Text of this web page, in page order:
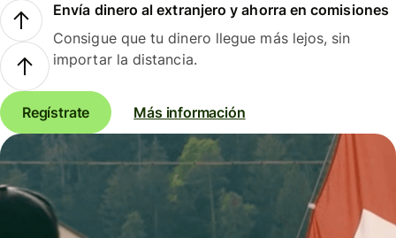
Envía dinero al extranjero y ahorra en comisiones
Consigue que tu dinero llegue más lejos, sin
importar la distancia.
Regístrate Más información